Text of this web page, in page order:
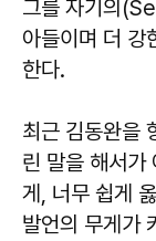
그를 자기의
아들이며 더 강
한다.
최근 김동완을
린 말을 해서가
게, 너무 쉽게
발언의 무게가